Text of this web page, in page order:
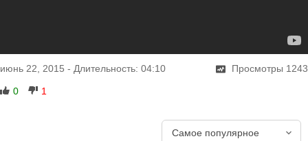
Просмотры 1243
июнь 22, 2015 - Длительность: 04:10
0 1